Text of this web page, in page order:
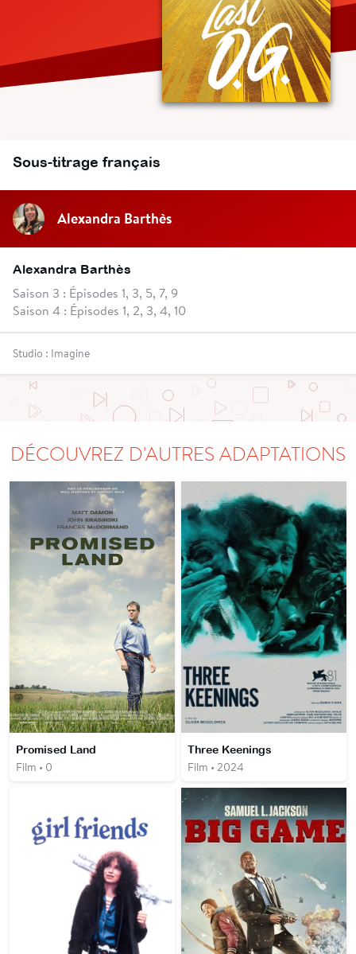
Sous-titrage français
Alexandra Barthès
Alexandra Barthès
Saison 3 : Épisodes 1, 3, 5, 7, 9
Saison 4 : Épisodes 1, 2, 3, 4, 10
Studio : Imagine
DÉCOUVREZ D'AUTRES ADAPTATIONS
Promised Land
Film • 0
Three Keenings
Film • 2024